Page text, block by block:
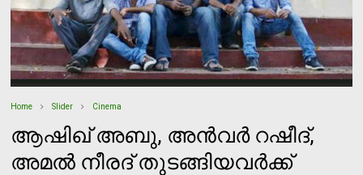
Home Slider Cinema
ആഷിഖ് അബു, അന്‍വര്‍ റഷീദ്,
അമല്‍ നീരദ് തുടങ്ങിയവര്‍ക്ക്